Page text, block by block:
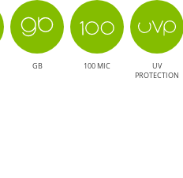
GB 100 MIC
UV
PROTECTION